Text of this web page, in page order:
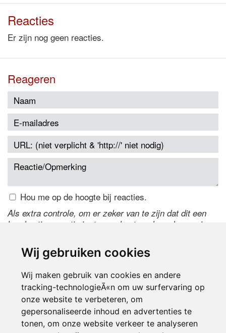
Wij gebruiken cookies
Wij maken gebruik van cookies en andere
tracking-technologieÃ«n om uw surfervaring op
onze website te verbeteren, om
gepersonaliseerde inhoud en advertenties te
tonen, om onze website verkeer te analyseren
Reacties
Er zijn nog geen reacties.
Reageren
Hou me op de hoogte bij reacties.
Als extra controle, om er zeker van te zijn dat dit een
handmatige reactie is, typ onderstaande code over in
de code te wijzigen.